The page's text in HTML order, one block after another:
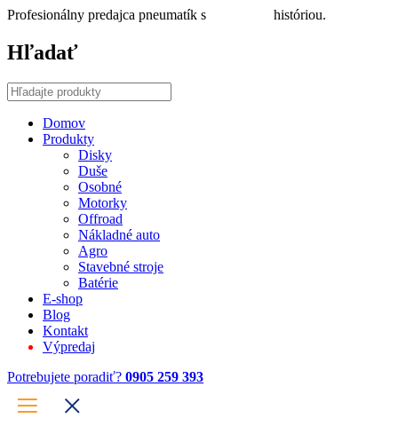
Profesionálny predajca pneumatík s históriou.
Hľadať
Domov
Produkty
Disky
Duše
Osobné
Motorky
Offroad
Nákladné auto
Agro
Stavebné stroje
Batérie
E-shop
Blog
Kontakt
Výpredaj
Potrebujete poradiť? 0905 259 393